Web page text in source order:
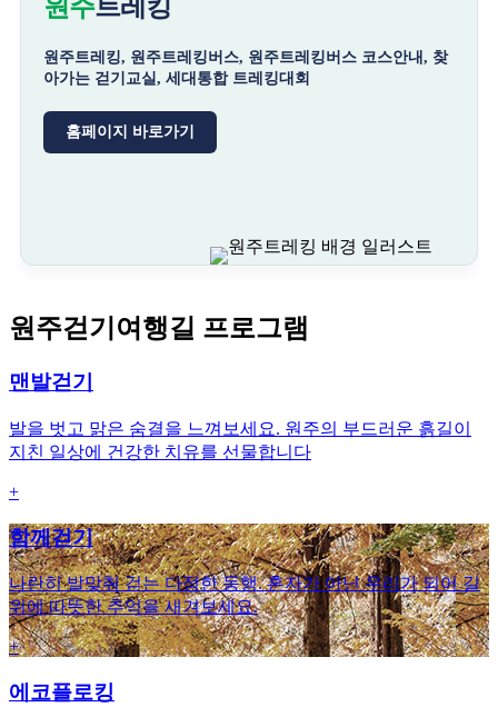
원주트레킹
원주트레킹, 원주트레킹버스, 원주트레킹버스 코스안내, 찾
아가는 걷기교실, 세대통합 트레킹대회
홈페이지 바로가기
원주걷기여행길 프로그램
맨발걷기
발을 벗고 맑은 숨결을 느껴보세요. 원주의 부드러운 흙길이
지친 일상에 건강한 치유를 선물합니다
+
함께걷기
나란히 발맞춰 걷는 다정한 동행. 혼자가 아닌 우리가 되어 길
위에 따뜻한 추억을 새겨보세요.
+
에코플로킹